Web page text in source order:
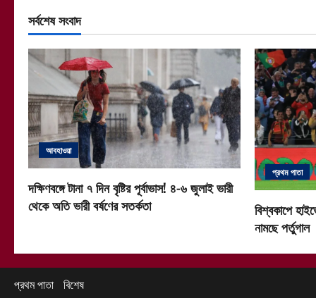
সর্বশেষ সংবাদ
আবহাওয়া
দক্ষিণবঙ্গে টানা ৭ দিন বৃষ্টির পূর্বাভাস! ৪-৬ জুলাই ভারী
থেকে অতি ভারী বর্ষণের সতর্কতা
প্রথম পাতা
বিশ্বকাপে
নামছে পর্তুগাল
প্রথম পাতা বিশেষ